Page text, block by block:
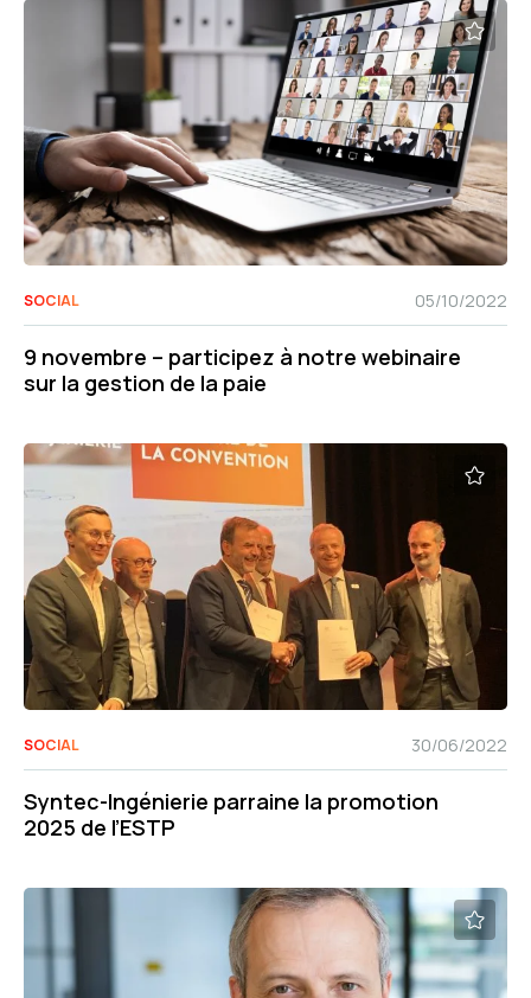
SOCIAL 05/10/2022
9 novembre – participez à notre webinaire
sur la gestion de la paie
SOCIAL 30/06/2022
Syntec-Ingénierie parraine la promotion
2025 de l’ESTP